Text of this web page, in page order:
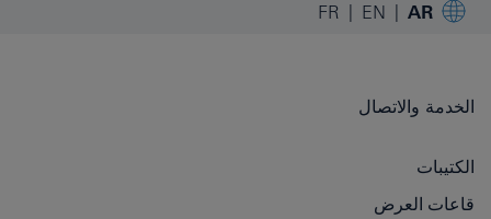
AR
EN
FR
الخدمة والاتصال
الكتيبات
قاعات العرض